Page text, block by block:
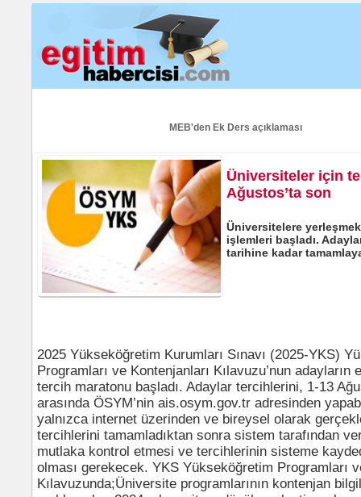
MEB'den Ek Ders açıklaması
Üniversiteler için
Ağustos’ta son
Üniversitelere
işlemleri başladı.
tarihine kadar
2025 Yükseköğretim Kurumları Sınavı (2025-YKS)
Programları ve Kontenjanları Kılavuzu’nun adayların
tercih maratonu başladı. Adaylar tercihlerini, 1-13
arasında ÖSYM’nin ais.osym.gov.tr adresinden
yalnızca internet üzerinden ve bireysel olarak
tercihlerini tamamladıktan sonra sistem tarafından
mutlaka kontrol etmesi ve tercihlerinin sisteme
olması gerekecek. YKS Yükseköğretim Programları
Kılavuzunda;Üniversite programlarının kontenjan